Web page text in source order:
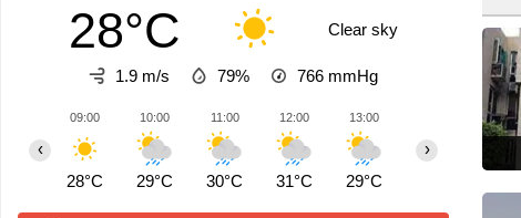
28°C Clear sky
1.9 m/s 79% 766 mmHg
09:00
28°C
10:00
29°C
11:00
30°C
12:00
31°C
13:00
29°C
15:00
‹ ›